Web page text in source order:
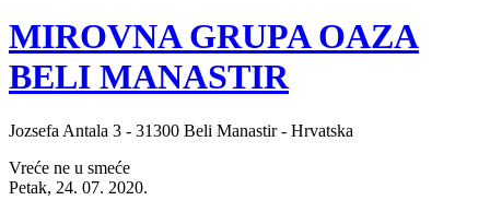
MIROVNA GRUPA OAZA
BELI MANASTIR
Jozsefa Antala 3 - 31300 Beli Manastir - Hrvatska
Vreće ne u smeće
Petak, 24. 07. 2020.